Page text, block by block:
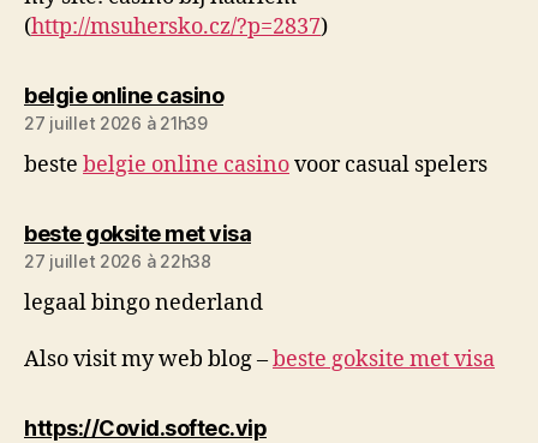
(http://msuhersko.cz/?p=2837)
belgie online casinodit :
27 juillet 2026 à 21h39
beste belgie online casinovoor casual spelers
beste goksite met visadit :
27 juillet 2026 à 22h38
legaal bingo nederland
Also visit my web blog –beste goksite met visa
https://Covid.softec.vipdit :